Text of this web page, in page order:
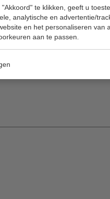
"Akkoord" te klikken, geeft u
analytische en advertentie/
en het personaliseren van
aan te passen.